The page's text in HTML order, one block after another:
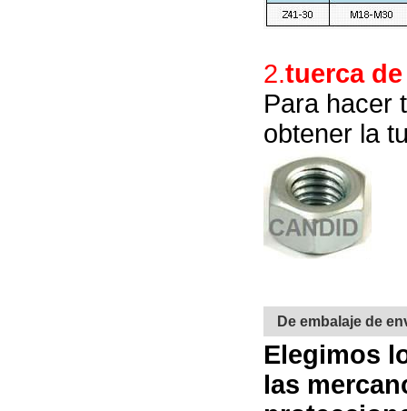
2.tuerca
Para hacer
obtener la
De embalaje de
Elegimos
las